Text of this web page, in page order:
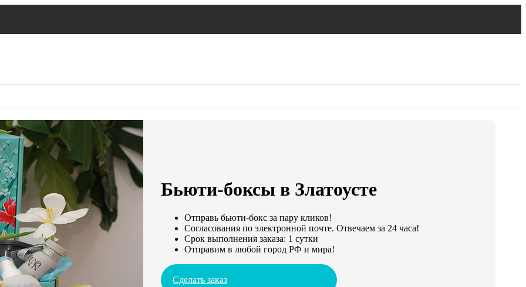
Бьюти-боксы в Златоусте
Отправь бьюти-бокс за пару кликов!
Согласования по электронной почте. Отвечаем за 24 часа!
Срок выполнения заказа: 1 сутки
Отправим в любой город РФ и мира!
Сделать заказ